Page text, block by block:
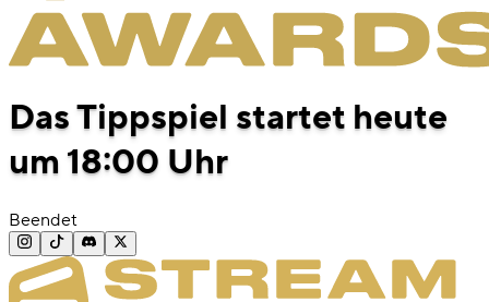
Das Tippspiel startet heute
um 18:00 Uhr
Beendet